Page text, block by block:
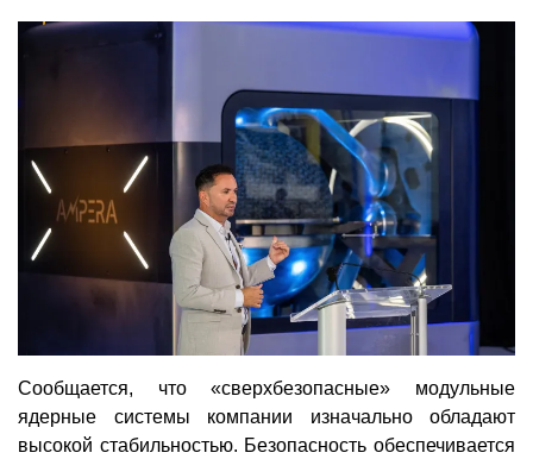
Сообщается, что «сверхбезопасные» модульные
ядерные системы компании изначально обладают
высокой стабильностью. Безопасность обеспечивается